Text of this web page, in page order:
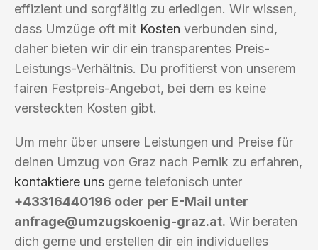
effizient und sorgfältig zu erledigen. Wir wissen,
dass Umzüge oft mit Kosten verbunden sind,
daher bieten wir dir ein transparentes Preis-
Leistungs-Verhältnis. Du profitierst von unserem
fairen Festpreis-Angebot, bei dem es keine
versteckten Kosten gibt.
Um mehr über unsere Leistungen und Preise für
deinen Umzug von Graz nach Pernik zu erfahren,
kontaktiere uns gerne telefonisch unter
+43316440196 oder per E-Mail unter
anfrage@umzugskoenig-graz.at. Wir beraten
dich gerne und erstellen dir ein individuelles